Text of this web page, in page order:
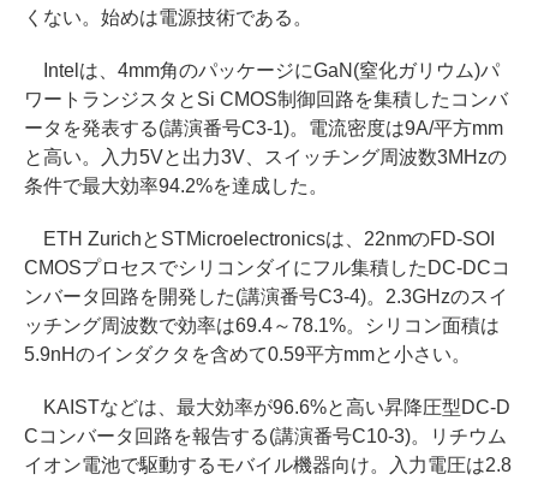
くない。始めは電源技術である。
Intelは、4mm角のパッケージにGaN(窒化ガリウム)パ
ワートランジスタとSi CMOS制御回路を集積したコンバ
ータを発表する(講演番号C3-1)。電流密度は9A/平方mm
と高い。入力5Vと出力3V、スイッチング周波数3MHzの
条件で最大効率94.2%を達成した。
ETH ZurichとSTMicroelectronicsは、22nmのFD-SOI
CMOSプロセスでシリコンダイにフル集積したDC-DCコ
ンバータ回路を開発した(講演番号C3-4)。2.3GHzのスイ
ッチング周波数で効率は69.4～78.1%。シリコン面積は
5.9nHのインダクタを含めて0.59平方mmと小さい。
KAISTなどは、最大効率が96.6%と高い昇降圧型DC-D
Cコンバータ回路を報告する(講演番号C10-3)。リチウム
イオン電池で駆動するモバイル機器向け。入力電圧は2.8